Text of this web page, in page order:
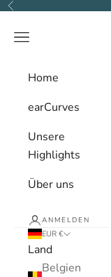
Zum Inhalt springen
Zurück
Menü
Home
earCurves
Unsere
Highlights
Über uns
ANMELDEN
EUR €
Land
Belgien